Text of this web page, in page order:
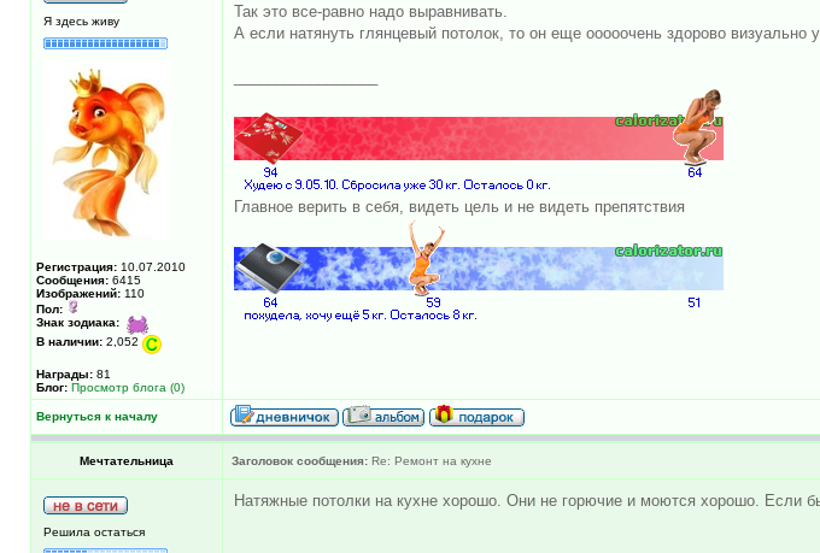
Я здесь живу
Регистрация: 10.07.2010
Сообщения: 6415
Изображений: 110
Пол:
Знак зодиака:
В наличии: 2,052
Награды: 81
Блог: Просмотр блога (0)
Так это все-равно надо выравнивать.
А если натянуть глянцевый потолок, то он еще ооооочень здорово
Главное верить в себя, видеть цель и не видеть препятствия
Вернуться к началу
Мечтательница Заголовок сообщения: Re: Ремонт на кухне
Решила остаться
Натяжные потолки на кухне хорошо. Они не горючие и моются хорошо. Если